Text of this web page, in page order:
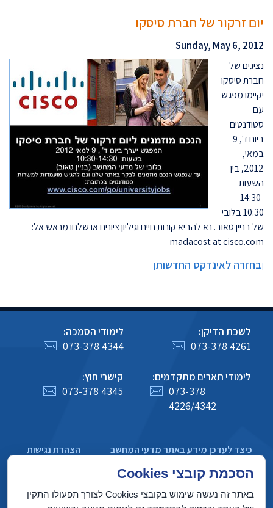
יום זרקור של חברת סיסקו
Sunday, May 6, 2012
נציגים של
חברת סיסקו
יקיימו מפגש
עם
סטודנטים
ביום ד', 9
במאי,
2012, בין
השעות
14:30-
10:30 בלובי
של בניין טאוב. נא להביא קורות חיים וגיליון ציונים או שלחו מראש אל:
madacost at cisco.com
[בחזרה לאינדקס החדשות]
לשכת הדיקן:
073-378 4261
לימודי הסמכה:
073-378 4344
לימודי תארים מתקדמים:
073-378
4226/4342
קישרי חוץ:
073-378 4345
כיצד לעדכן מידע באתר מדעי המחשב
הצהרת נגישות
מדיניות פרטיות הסכמת קובצי Cookies
באתר זה נעשה שימוש בקובצי Cookies לצורך תפעולו התקין